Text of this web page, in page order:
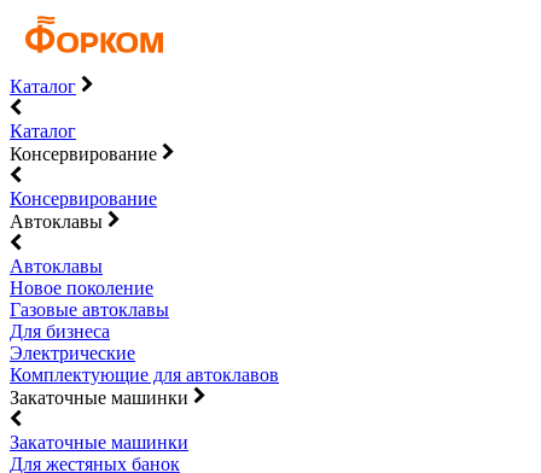
Каталог
Каталог
Консервирование
Консервирование
Автоклавы
Автоклавы
Новое поколение
Газовые автоклавы
Для бизнеса
Электрические
Комплектующие для автоклавов
Закаточные машинки
Закаточные машинки
Для жестяных банок